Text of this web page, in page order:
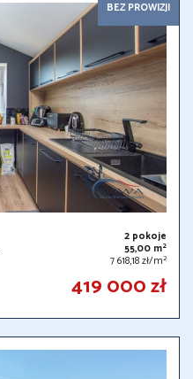
BEZ PROWIZJI
2 pokoje
55,00 m2
7 618,18 zł/m2
419 000 zł